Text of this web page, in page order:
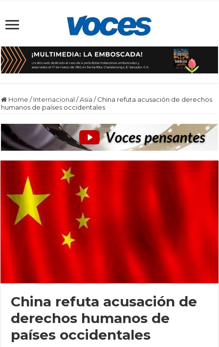
Home / Internacional /Asia / China refuta acusación de derechos
humanos de países occidentales
China refuta acusación de
derechos humanos de
países occidentales